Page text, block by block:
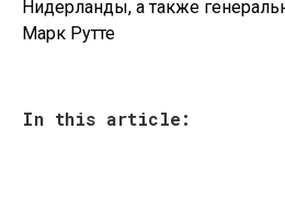
Нидерланды, а также
Марк Рутте
In this article: